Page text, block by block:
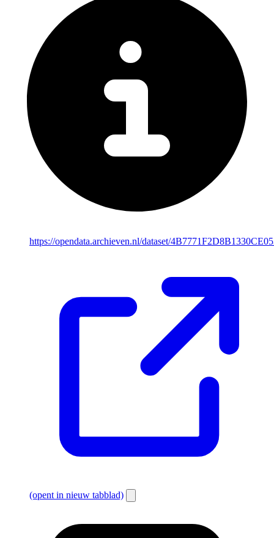
https://opendata.archieven.nl/dataset/
(opent in nieuw tabblad)